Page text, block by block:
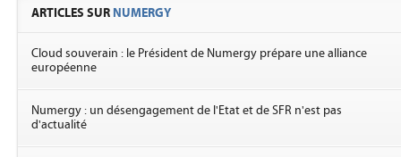
ARTICLES SUR NUMERGY
Cloud souverain : le Président de Numergy prépare une alliance
européenne
Numergy : un désengagement de l'Etat et de SFR n'est pas
d'actualité